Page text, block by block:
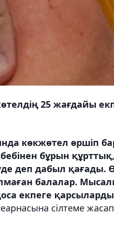
25 жағдайы
көкжөтел өршіп
бұрын
деп дабыл қағады.
балалар.
екпеге
сілтеме